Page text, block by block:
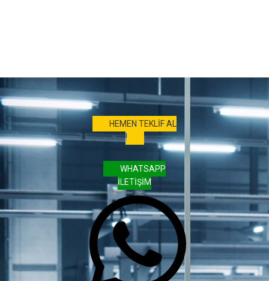
HEMEN TEKLİF AL
!
WHATSAPP
İLETİŞİM